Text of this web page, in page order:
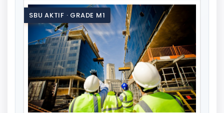
SBU AKTIF · GRADE M1